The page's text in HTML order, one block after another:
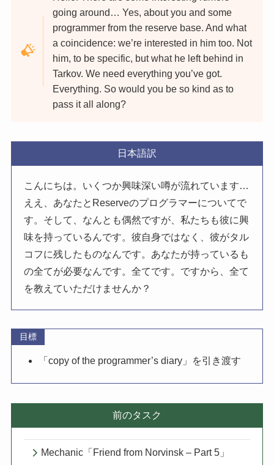
going around… Yes, about you and some
programmer from the reserve base. And what
a coincidence: we’re interested in him too. Not
him, to be specific, but what he left behind in
Tarkov. We need everything you’ve got.
Everything. So would you be so kind as to
pass it all along?
日本語訳
こんにちは。いくつか興味深い噂が流れています…
ええ、あなたとReserveのプログラマーについてで
す。そして、なんとも偶然ですが、私たちも彼に興
味を持っているんです。彼自身ではなく、彼がタル
コフに残したものなんです。あなたが持っているも
の全てが必要なんです。全てです。ですから、全て
を教えていただけませんか？
目標
「copy of the programmer’s diary」を引き渡す
前のタスク
Mechanic「Friend from Norvinsk – Part 5」